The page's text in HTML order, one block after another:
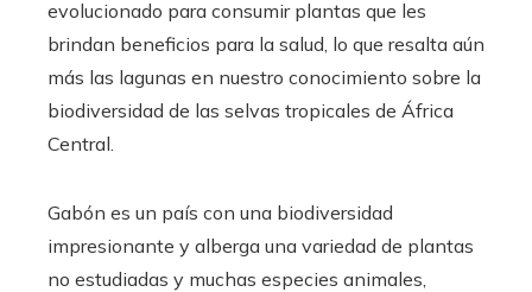
evolucionado para consumir plantas que les
brindan beneficios para la salud, lo que resalta aún
más las lagunas en nuestro conocimiento sobre la
biodiversidad de las selvas tropicales de África
Central.
Gabón es un país con una biodiversidad
impresionante y alberga una variedad de plantas
no estudiadas y muchas especies animales,